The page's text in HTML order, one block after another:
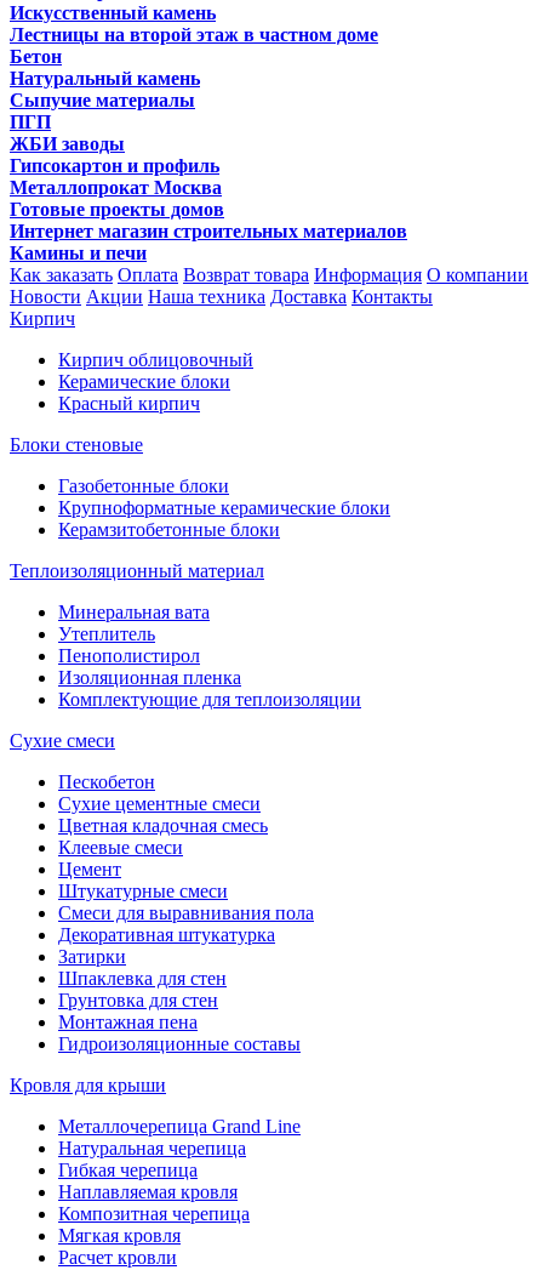
Искусственный камень
Лестницы на второй этаж в частном доме
Бетон
Натуральный камень
Сыпучие материалы
ПГП
ЖБИ заводы
Гипсокартон и профиль
Металлопрокат Москва
Готовые проекты домов
Интернет магазин строительных материалов
Камины и печи
Как заказать Оплата Возврат товара Информация О компании
Новости Акции Наша техника Доставка Контакты
Кирпич
Кирпич облицовочный
Керамические блоки
Красный кирпич
Блоки стеновые
Газобетонные блоки
Крупноформатные керамические блоки
Керамзитобетонные блоки
Теплоизоляционный материал
Минеральная вата
Утеплитель
Пенополистирол
Изоляционная пленка
Комплектующие для теплоизоляции
Сухие смеси
Пескобетон
Сухие цементные смеси
Цветная кладочная смесь
Клеевые смеси
Цемент
Штукатурные смеси
Смеси для выравнивания пола
Декоративная штукатурка
Затирки
Шпаклевка для стен
Грунтовка для стен
Монтажная пена
Гидроизоляционные составы
Кровля для крыши
Металлочерепица Grand Line
Натуральная черепица
Гибкая черепица
Наплавляемая кровля
Композитная черепица
Мягкая кровля
Расчет кровли